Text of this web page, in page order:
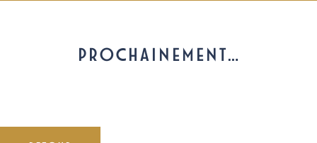
PROCHAINEMENT…